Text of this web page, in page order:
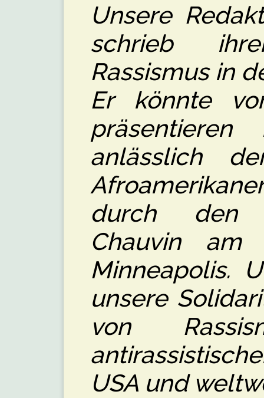
Unsere
schrieb
Rassismus in
Er könnte
anlässlich
durch den
Chauvin
Minneapolis.
unsere
von
USA und